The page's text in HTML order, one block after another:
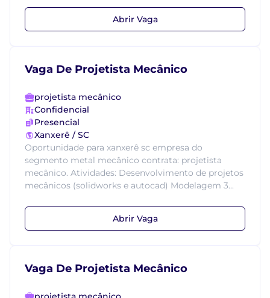
Abrir Vaga
Vaga De Projetista Mecânico
projetista mecânico
Confidencial
Presencial
Xanxerê / SC
Oportunidade para xanxerê sc empresa do
segmento metal mecânico contrata: projetista
mecânico. Atividades: Desenvolvimento de projetos
mecânicos (solidworks e autocad) Modelagem 3...
Abrir Vaga
Vaga De Projetista Mecânico